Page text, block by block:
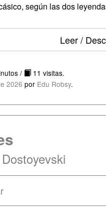
según las dos
Leer /
/
11 visitas.
2026 por Edu Robsy.